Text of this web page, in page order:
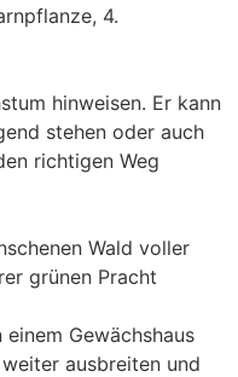
4.
hinweisen. Er kann
stehen oder auch
richtigen Weg
Wald voller
grünen Pracht
Gewächshaus
ausbreiten und